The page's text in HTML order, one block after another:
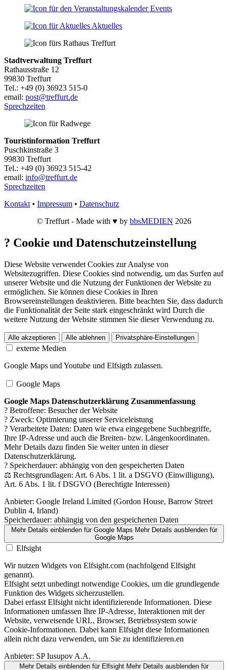
Events
Aktuelles
Stadtverwaltung Treffurt
Rathausstraße 12
99830 Treffurt
Tel.: +49 (0) 36923 515-0
email: post@treffurt.de
Sprechzeiten
Touristinformation Treffurt
Puschkinstraße 3
99830 Treffurt
Tel.: +49 (0) 36923 515-42
email: info@treffurt.de
Sprechzeiten
Kontakt • Impressum • Datenschutz
© Treffurt - Made with ♥ by bbsMEDIEN 2026
? Cookie und Datenschutzeinstellung
Diese Website verwendet Cookies zur Analyse von
Websitezugriffen. Diese Cookies sind notwendig, um das Surfen auf
unserer Website und die Nutzung der Funktionen der Website zu
ermöglichen. Sie können diese Cookies in Ihren
Browsereinstellungen deaktivieren. Bitte beachten Sie, dass dadurch
die Funktionalität der Seite stark eingeschränkt wird Durch die
weitere Nutzung der Website stimmen Sie dieser Verwendung zu.
Alle akzeptieren Alle ablehnen Privatsphäre-Einstellungen
externe Medien
Google Maps und Youtube und Elfsigth zulassen.
Google Maps
Google Maps Datenschutzerklärung Zusammenfassung
? Betroffene: Besucher der Website
? Zweck: Optimierung unserer Serviceleistung
? Verarbeitete Daten: Daten wie etwa eingegebene Suchbegriffe,
Ihre IP-Adresse und auch die Breiten- bzw. Längenkoordinaten.
Mehr Details dazu finden Sie weiter unten in dieser
Datenschutzerklärung.
? Speicherdauer: abhängig von den gespeicherten Daten
⚖️ Rechtsgrundlagen: Art. 6 Abs. 1 lit. a DSGVO (Einwilligung),
Art. 6 Abs. 1 lit. f DSGVO (Berechtigte Interessen)
Anbieter: Google Ireland Limited (Gordon House, Barrow Street
Dublin 4, Irland)
Speicherdauer: abhängig von den gespeicherten Daten
Mehr Details einblendenfür Google Maps Mehr Details ausblendenfür
Google Maps
Elfsight
Wir nutzen Widgets von Elfsight.com (nachfolgend Elfsight
genannt).
Elfsight setzt unbedingt notwendige Cookies, um die grundlegende
Funktion des Widgets sicherzustellen.
Dabei erfasst Elfsight nicht identifizierende Informationen. Diese
Informationen umfassen Ihre IP-Adresse, Interaktionen mit der
Website, verweisende URL, Browser, Betriebssystem sowie
Cookie-Informationen. Dabei kann Elfsight diese Informationen
allein nicht dazu verwenden, um Sie zu identifizieren.en
Anbieter: SP Iusupov A.A.
Mehr Details einblenden für Elfsight Mehr Details ausblenden für